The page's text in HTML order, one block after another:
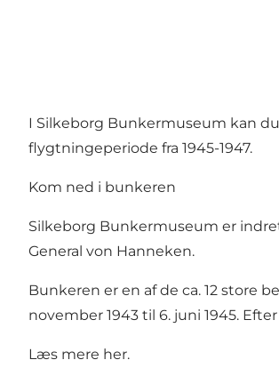
I Silkeborg Bunkermuseum kan
flygtningeperiode fra 1945-1947.
Kom ned i bunkeren
Silkeborg Bunkermuseum er
General von Hanneken.
Bunkeren er en af de ca. 12
november 1943 til 6. juni 1945.
Læs mere her.